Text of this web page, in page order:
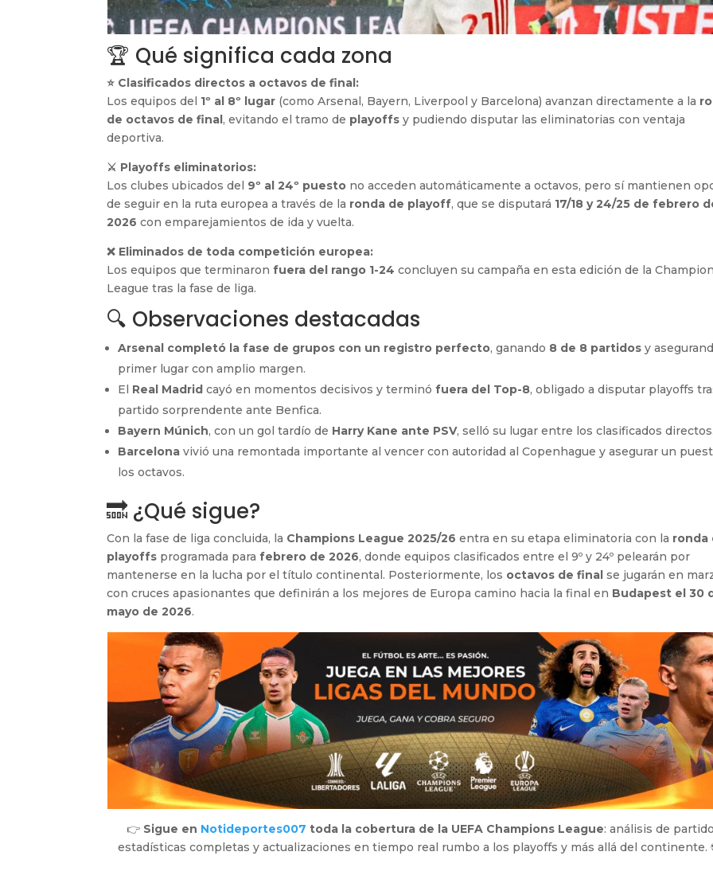
🏆 Qué significa cada zona
⭐ Clasificados directos a octavos de final:
Los equipos del 1º al 8º lugar (como Arsenal, Bayern, Liverpool y Barcelona) avanzan directamente a la
de octavos de final, evitando el tramo de playoffs y pudiendo disputar las eliminatorias con ventaja
deportiva.
⚔️ Playoffs eliminatorios:
Los clubes ubicados del 9º al 24º puesto no acceden automáticamente a octavos, pero sí mantienen
de seguir en la ruta europea a través de la ronda de playoff, que se disputará 17/18 y 24/25 de febrero
2026 con emparejamientos de ida y vuelta.
❌ Eliminados de toda competición europea:
Los equipos que terminaronfuera del rango 1-24 concluyen su campaña en esta edición de la
League tras la fase de liga.
🔍 Observaciones destacadas
Arsenal completó la fase de grupos con un registro perfecto, ganando 8 de 8 partidos y
primer lugar con amplio margen.
El Real Madrid cayó en momentos decisivos y terminófuera del Top-8, obligado a disputar playoffs
partido sorprendente ante Benfica.
Bayern Múnich, con un gol tardío de Harry Kane ante PSV, selló su lugar entre los clasificados
Barcelona vivió una remontada importante al vencer con autoridad al Copenhague y asegurar un
los octavos.
🔜 ¿Qué sigue?
Con la fase de liga concluida, la Champions League 2025/26 entra en su etapa eliminatoria con la ronda
playoffs programada parafebrero de 2026, donde equipos clasificados entre el 9º y 24º pelearán por
mantenerse en la lucha por el título continental. Posteriormente, los octavos de final se jugarán en
con cruces apasionantes que definirán a los mejores de Europa camino hacia la final en Budapest el 30
mayo de 2026.
👉 Sigue en Notideportes007 toda la cobertura de la UEFA Champions League: análisis de
estadísticas completas y actualizaciones en tiempo real rumbo a los playoffs y más allá del continente.